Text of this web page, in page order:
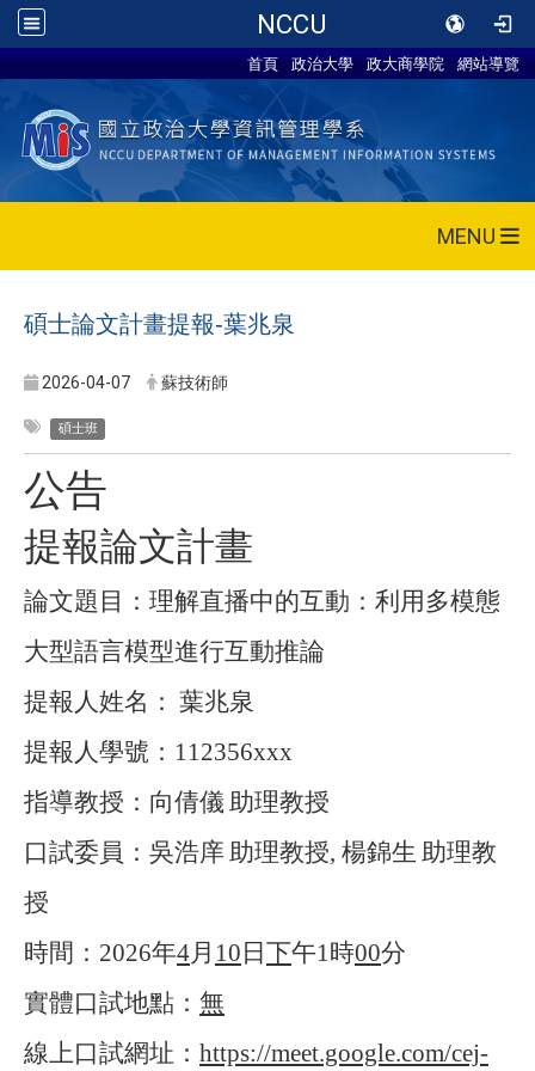
NCCU
首頁 政治大學 政大商學院 網站導覽
MENU
碩士論文計畫提報-葉兆泉
2026-04-07 蘇技術師
碩士班
公告
提報論文計畫
論文題目：理解直播中的互動：利用多模態
大型語言模型進行互動推論
提報人姓名： 葉兆泉
提報人學號： 112356xxx
指導教授：向倩儀 助理教授
口試委員：吳浩庠助理教授, 楊錦生 助理教
授
時間： 2026年4月 10 日 下午1時00分
實體口試地點： 無
線上口試網址： https://meet.google.com/cej-